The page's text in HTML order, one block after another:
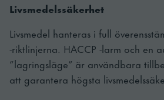
Livsmedelssäkerhet
Livsmedel hanteras i full
-riktlinjerna. HACCP -larm och en
”lagringsläge” är användbara
att garantera högsta